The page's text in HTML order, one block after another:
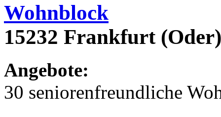
Wohnblock
15232 Frankfurt
Angebote:
30 seniorenfreundliche